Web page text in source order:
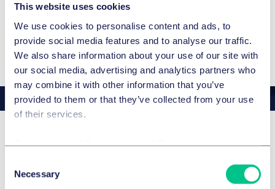
This website uses cookies
We use cookies to personalise content and ads, to
provide social media features and to analyse our traffic.
We also share information about your use of our site with
our social media, advertising and analytics partners who
may combine it with other information that you’ve
provided to them or that they’ve collected from your use
of their services.
Selection
Necessary
LANGUES ÉTRANGÈRES
English
Prix et distinctions